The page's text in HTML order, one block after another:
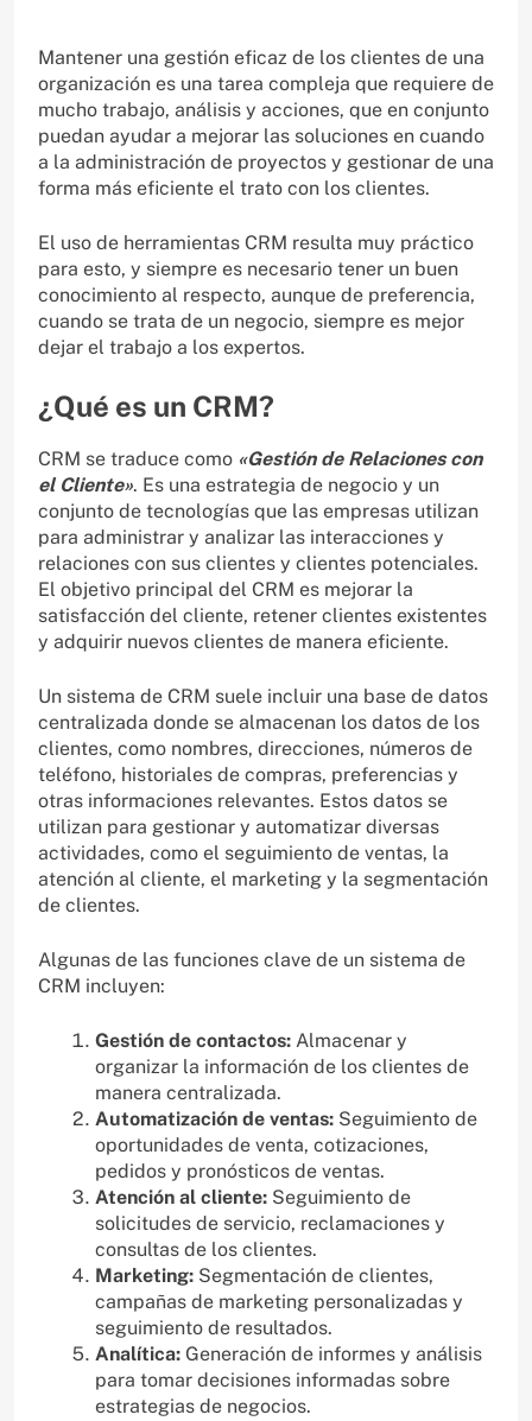
Mantener una gestión eficaz de los clientes de una
organización es una tarea compleja que requiere de
mucho trabajo, análisis y acciones, que en conjunto
puedan ayudar a mejorar las soluciones en cuando
a la administración de proyectos y gestionar de una
forma más eficiente el trato con los clientes.
El uso de herramientas CRM resulta muy práctico
para esto, y siempre es necesario tener un buen
conocimiento al respecto, aunque de preferencia,
cuando se trata de un negocio, siempre es mejor
dejar el trabajo a los expertos.
¿Qué es un CRM?
CRM se traduce como «Gestión de Relaciones con
el Cliente». Es una estrategia de negocio y un
conjunto de tecnologías que las empresas utilizan
para administrar y analizar las interacciones y
relaciones con sus clientes y clientes potenciales.
El objetivo principal del CRM es mejorar la
satisfacción del cliente, retener clientes existentes
y adquirir nuevos clientes de manera eficiente.
Un sistema de CRM suele incluir una base de datos
centralizada donde se almacenan los datos de los
clientes, como nombres, direcciones, números de
teléfono, historiales de compras, preferencias y
otras informaciones relevantes. Estos datos se
utilizan para gestionar y automatizar diversas
actividades, como el seguimiento de ventas, la
atención al cliente, el marketing y la segmentación
de clientes.
Algunas de las funciones clave de un sistema de
CRM incluyen:
Gestión de contactos: Almacenar y
organizar la información de los clientes de
manera centralizada.
Automatización de ventas: Seguimiento de
oportunidades de venta, cotizaciones,
pedidos y pronósticos de ventas.
Atención al cliente: Seguimiento de
solicitudes de servicio, reclamaciones y
consultas de los clientes.
Marketing: Segmentación de clientes,
campañas de marketing personalizadas y
seguimiento de resultados.
Analítica: Generación de informes y análisis
para tomar decisiones informadas sobre
estrategias de negocios.